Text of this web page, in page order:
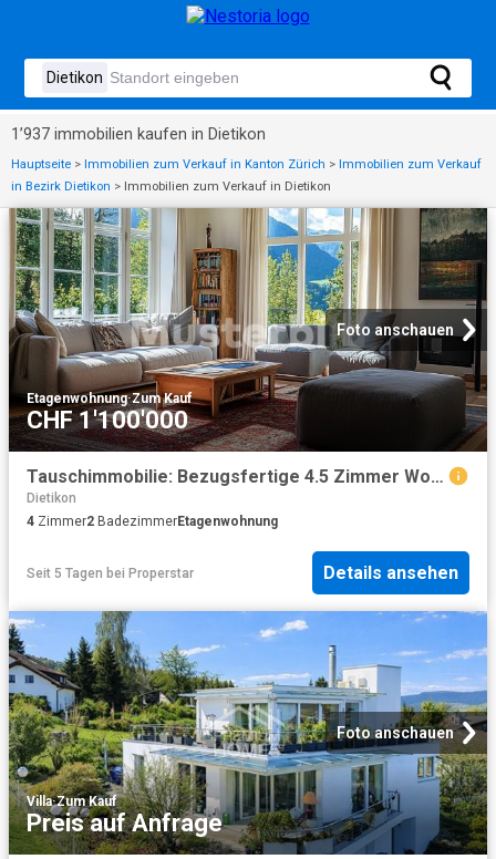
1’937 immobilien kaufen in Dietikon
Hauptseite > Immobilien zum Verkauf in Kanton Zürich > Immobilien zum Verkauf
in Bezirk Dietikon > Immobilien zum Verkauf in Dietikon
Foto anschauen
Etagenwohnung·Zum Kauf
CHF 1'100'000
Tauschimmobilie: Bezugsfertige 4.5 Zimmer Wohnung in Dietikon Modern und mit Privatgarten
Dietikon
4 Zimmer2 BadezimmerEtagenwohnung
Seit 5 Tagen bei Properstar Details ansehen
Foto anschauen
Villa·Zum Kauf
Preis auf Anfrage